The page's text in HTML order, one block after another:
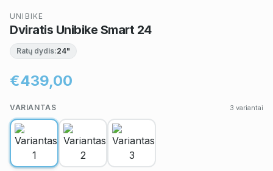
UNIBIKE
Dviratis Unibike Smart 24
Ratų dydis:24"
€439,00
VARIANTAS 3 variantai